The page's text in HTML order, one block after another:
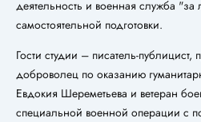
деятельность и военная служба "за
самостоятельной подготовки.
Гости студии – писатель-
доброволец по оказанию
Евдокия Шереметьева и ветеран
специальной военной операции с